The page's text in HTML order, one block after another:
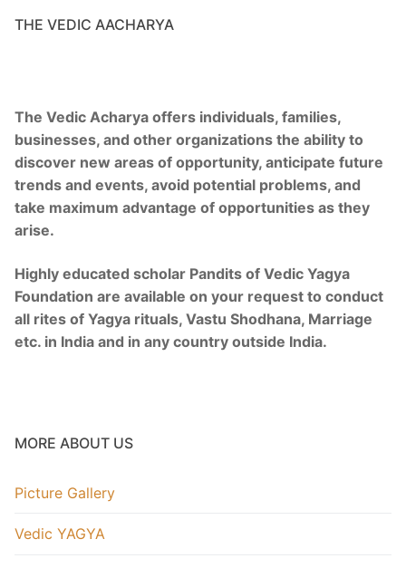
THE VEDIC AACHARYA
The Vedic Acharya offers individuals, families,
businesses, and other organizations the ability to
discover new areas of opportunity, anticipate future
trends and events, avoid potential problems, and
take maximum advantage of opportunities as they
arise.
Highly educated scholar Pandits of Vedic Yagya
Foundation are available on your request to conduct
all rites of Yagya rituals, Vastu Shodhana, Marriage
etc. in India and in any country outside India.
MORE ABOUT US
Picture Gallery
Vedic YAGYA